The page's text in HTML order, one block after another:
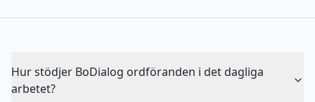
Hur stödjer BoDialog ordföranden i det dagliga
arbetet?